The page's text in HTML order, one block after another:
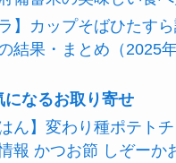
】カップそばひたす
結果・まとめ（2025
になるお取り寄せ
ん】変わり種ポテト
報 かつお節 しぞーか